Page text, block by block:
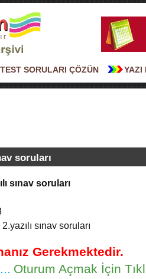
YAZI
SORULARI ÇÖZÜN
soruları
sınav soruları
sınav soruları
Gerekmektedir.
Oturum Açmak İçin